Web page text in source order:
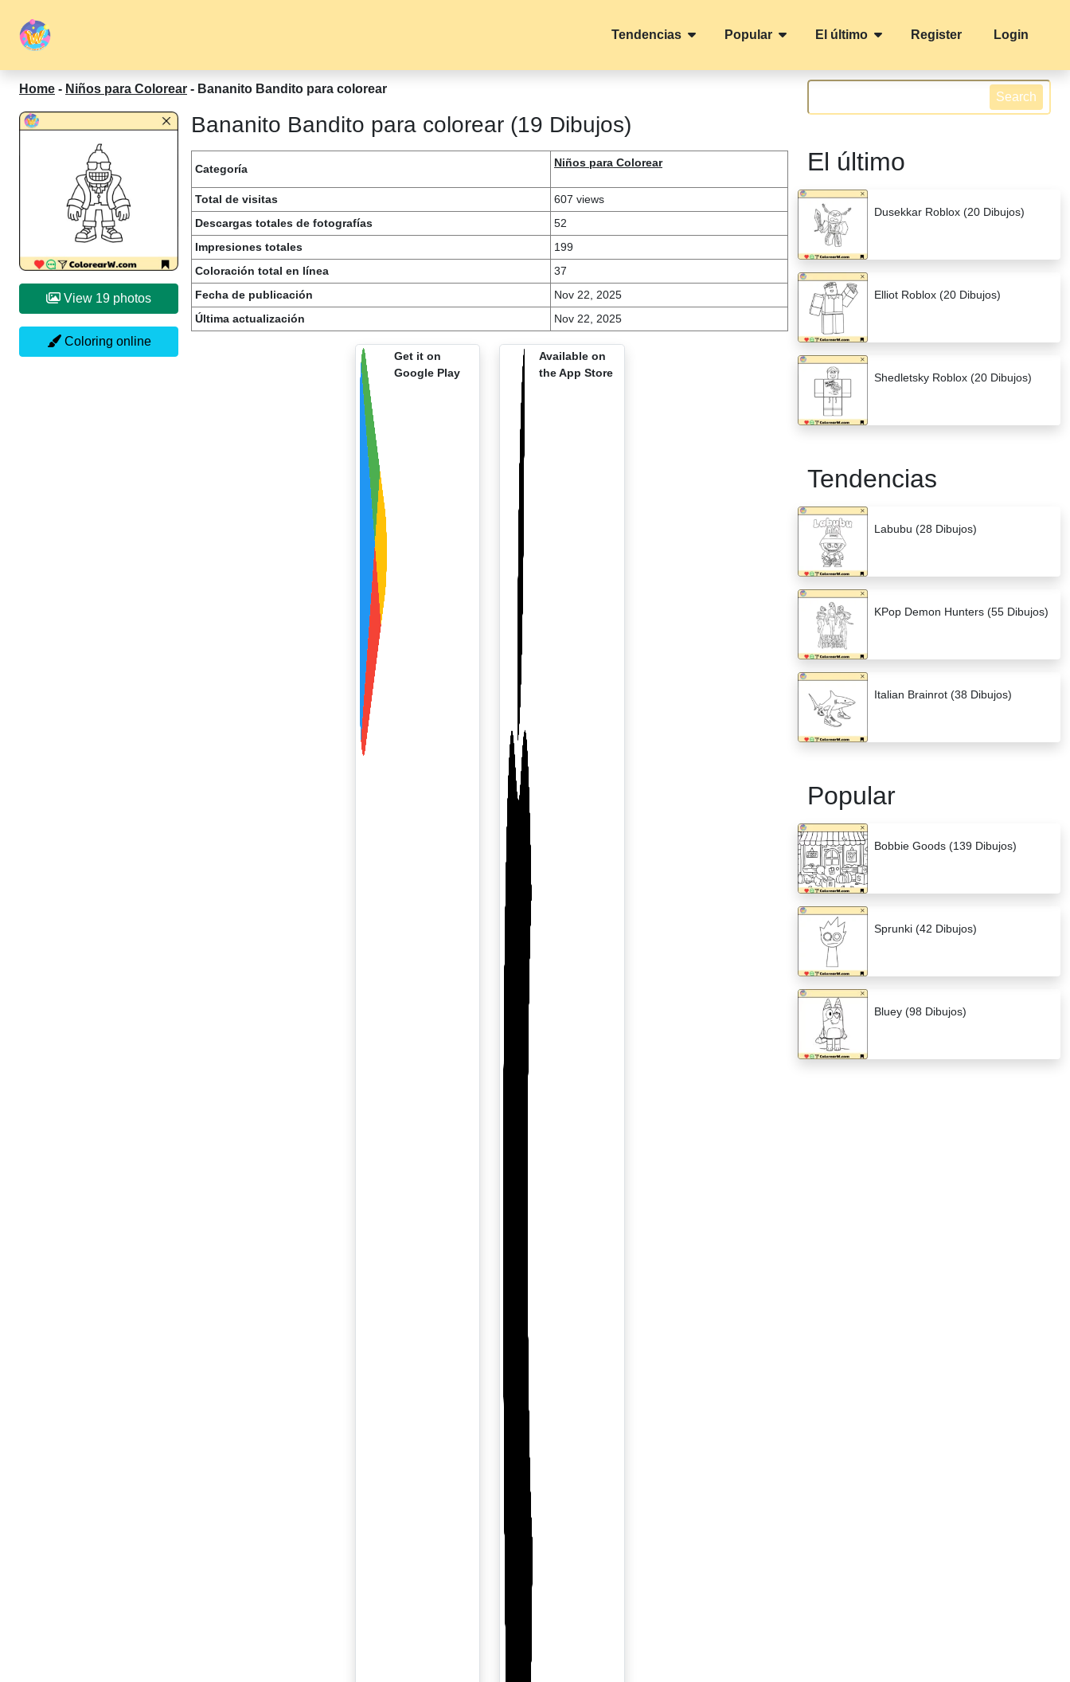
Tendencias Popular El último Register Login
Home - Niños para Colorear - Bananito Bandito para colorear
View 19 photos
Coloring online
Bananito Bandito para colorear (19 Dibujos)
Categoría Niños para Colorear
Total de visitas
607 views
Descargas totales de fotografías
52
Impresiones totales
199
Coloración total en línea
37
Fecha de publicación
Nov 22, 2025
Última actualización
Nov 22, 2025
Get it on
Google Play
Available on
the App Store
Search
El último
Dusekkar Roblox (20 Dibujos)
Elliot Roblox (20 Dibujos)
Shedletsky Roblox (20 Dibujos)
Tendencias
Labubu (28 Dibujos)
KPop Demon Hunters (55 Dibujos)
Italian Brainrot (38 Dibujos)
Popular
Bobbie Goods (139 Dibujos)
Sprunki (42 Dibujos)
Bluey (98 Dibujos)